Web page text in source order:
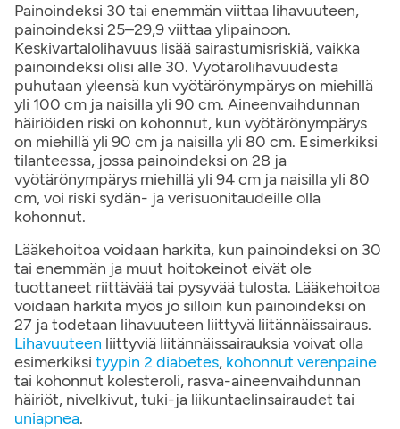
Painoindeksi 30 tai enemmän viittaa lihavuuteen,
painoindeksi 25–29,9 viittaa ylipainoon.
Keskivartalolihavuus lisää sairastumisriskiä, vaikka
painoindeksi olisi alle 30. Vyötärölihavuudesta
puhutaan yleensä kun vyötärönympärys on miehillä
yli 100 cm ja naisilla yli 90 cm. Aineenvaihdunnan
häiriöiden riski on kohonnut, kun vyötärönympärys
on miehillä yli 90 cm ja naisilla yli 80 cm. Esimerkiksi
tilanteessa, jossa painoindeksi on 28 ja
vyötärönympärys miehillä yli 94 cm ja naisilla yli 80
cm, voi riski sydän- ja verisuonitaudeille olla
kohonnut.
Lääkehoitoa voidaan harkita, kun painoindeksi on 30
tai enemmän ja muut hoitokeinot eivät ole
tuottaneet riittävää tai pysyvää tulosta. Lääkehoitoa
voidaan harkita myös jo silloin kun painoindeksi on
27 ja todetaan lihavuuteen liittyvä liitännäissairaus.
Lihavuuteen liittyviä liitännäissairauksia voivat olla
esimerkiksi tyypin 2 diabetes, kohonnut verenpaine
tai kohonnut kolesteroli, rasva-aineenvaihdunnan
häiriöt, nivelkivut, tuki-ja liikuntaelinsairaudet tai
uniapnea.